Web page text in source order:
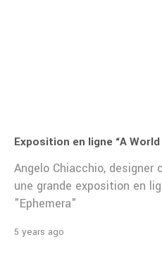
Exposition en ligne “A
Angelo Chiacchio,
une grande exposition en
"Ephemera"
5 years ago